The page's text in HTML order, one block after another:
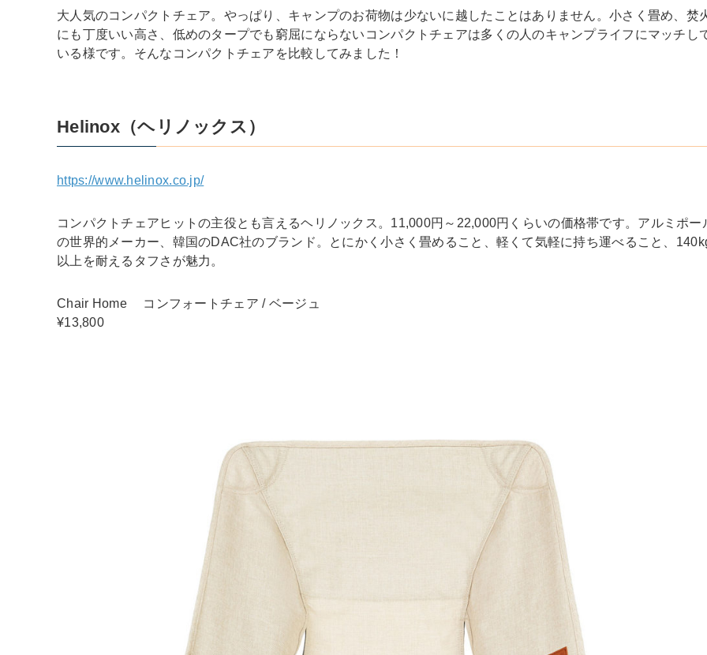
大人気のコンパクトチェア。やっぱり、キャンプのお荷物は少ないに越したことはありません。小さく畳め、焚
にも丁度いい高さ、低めのタープでも窮屈にならないコンパクトチェアは多くの人のキャンプライフにマッチし
いる様です。そんなコンパクトチェアを比較してみました！
Helinox（ヘリノックス）
https://www.helinox.co.jp/
コンパクトチェアヒットの主役とも言えるヘリノックス。11,000円～22,000円くらいの価格帯です。アルミポー
の世界的メーカー、韓国のDAC社のブランド。とにかく小さく畳めること、軽くて気軽に持ち運べること、
以上を耐えるタフさが魅力。
Chair Home コンフォートチェア / ベージュ
¥13,800